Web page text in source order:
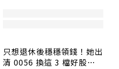
只想退休後穩穩領錢！她出
清 0056 換這 3 檔好股：